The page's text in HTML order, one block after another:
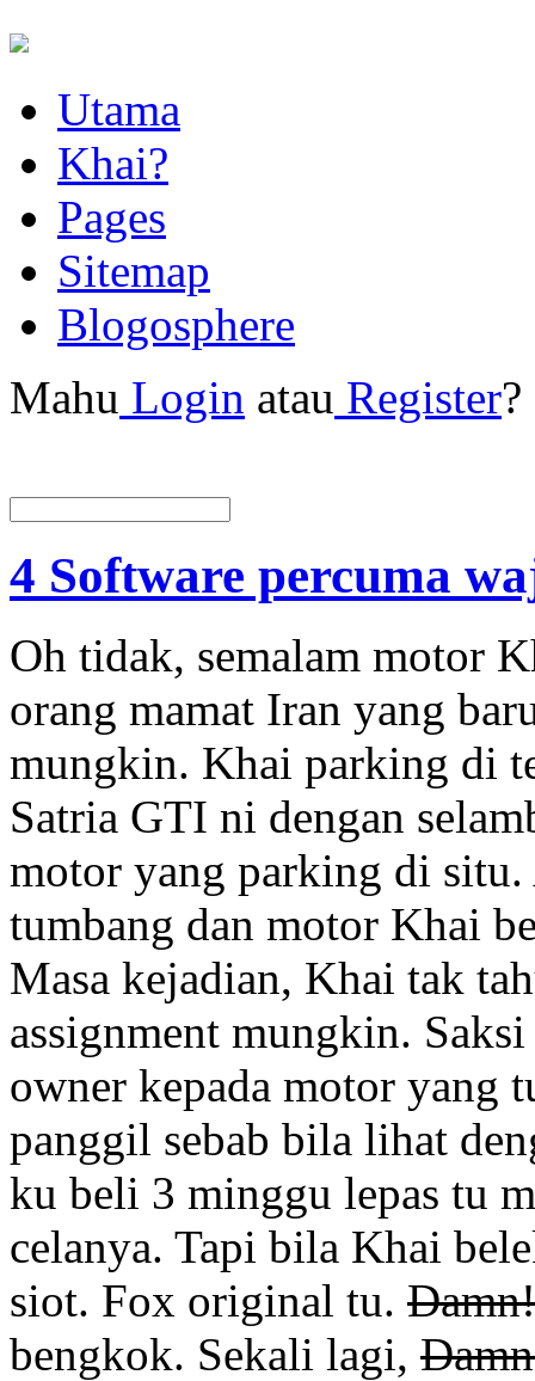
Utama
Khai?
Pages
Sitemap
Blogosphere
Mahu Login atau Register?
4 Software percuma
Oh tidak, semalam motor
orang mamat Iran yang
mungkin. Khai parking di
Satria GTI ni dengan
motor yang parking di situ.
tumbang dan motor Khai
Masa kejadian, Khai tak
assignment mungkin.
owner kepada motor yang
panggil sebab bila lihat
ku beli 3 minggu lepas tu
celanya. Tapi bila Khai
siot. Fox original tu. Damn!
bengkok. Sekali lagi,